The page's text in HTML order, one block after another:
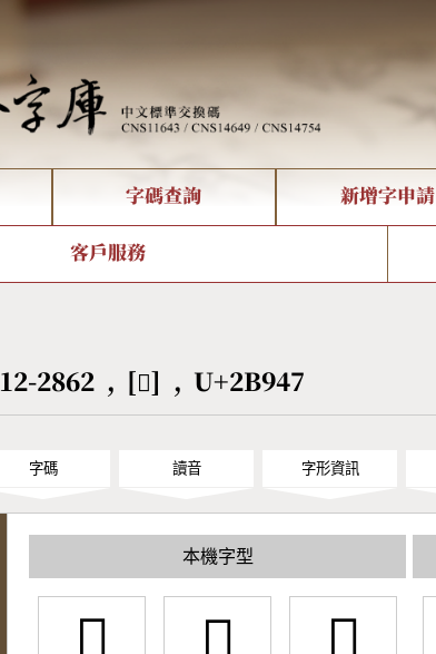
全字庫現況
字碼查詢
部件查詢
拼音查詢
新增字申請
造字解決方案
字形下載
客戶服務
12-2862 , [𫥇] , U+2B947
字碼 讀音 字形資訊
本機字型